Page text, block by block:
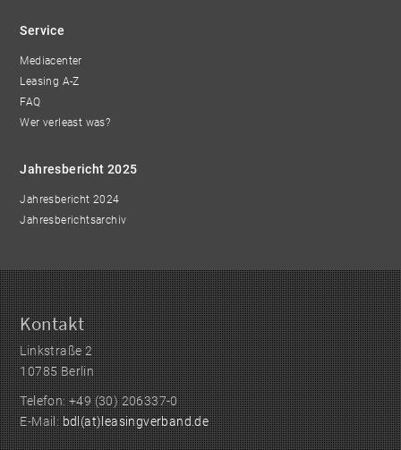
Service
Mediacenter
Leasing A-Z
FAQ
Wer verleast was?
Jahresbericht 2025
Jahresbericht 2024
Jahresberichtsarchiv
Kontakt
Linkstraße 2
10785 Berlin
Telefon: +49 (30) 206337-0
E-Mail:bdl(at)leasingverband.de